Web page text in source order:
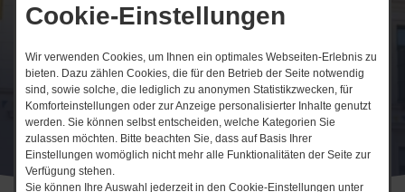
Cookie-Einstellungen
Wir verwenden Cookies, um Ihnen ein optimales Webseiten-Erlebnis zu
bieten. Dazu zählen Cookies, die für den Betrieb der Seite notwendig
sind, sowie solche, die lediglich zu anonymen Statistikzwecken, für
Komforteinstellungen oder zur Anzeige personalisierter Inhalte genutzt
werden. Sie können selbst entscheiden, welche Kategorien Sie
zulassen möchten. Bitte beachten Sie, dass auf Basis Ihrer
Einstellungen womöglich nicht mehr alle Funktionalitäten der Seite zur
Verfügung stehen.
Sie können Ihre Auswahl jederzeit in den Cookie-Einstellungen unter
Samtgemeinde Esens
Service im Fokus